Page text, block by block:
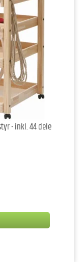
- inkl. 44 dele